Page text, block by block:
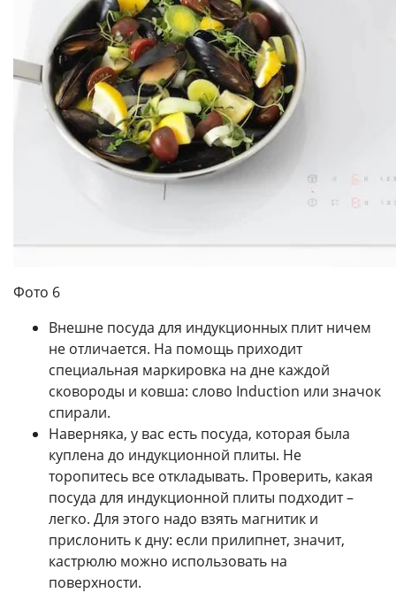
Фото 6
Внешне посуда для индукционных плит ничем
не отличается. На помощь приходит
специальная маркировка на дне каждой
сковороды и ковша: слово Induction или значок
спирали.
Наверняка, у вас есть посуда, которая была
куплена до индукционной плиты. Не
торопитесь все откладывать. Проверить, какая
посуда для индукционной плиты подходит –
легко. Для этого надо взять магнитик и
прислонить к дну: если прилипнет, значит,
кастрюлю можно использовать на
поверхности.